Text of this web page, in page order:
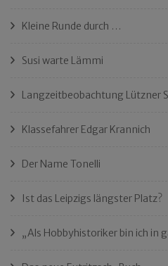
Kleine Runde durch …
Susi warte Lämmi
Langzeitbeobachtung Lützner
Klassefahrer Edgar Krannich
Der Name Tonelli
Ist das Leipzigs längster Platz?
„Als Hobbyhistoriker bin ich in